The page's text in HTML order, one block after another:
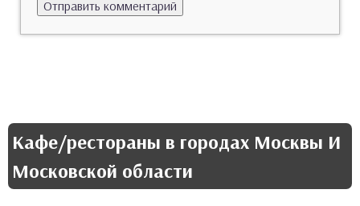
Кафе/рестораны в городах Москвы И
Московской области